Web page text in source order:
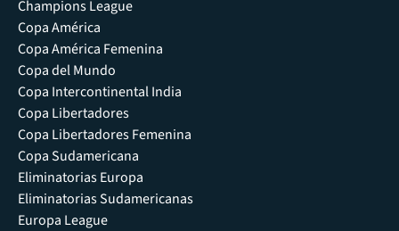
Champions League
Copa América
Copa América Femenina
Copa del Mundo
Copa Intercontinental India
Copa Libertadores
Copa Libertadores Femenina
Copa Sudamericana
Eliminatorias Europa
Eliminatorias Sudamericanas
Europa League